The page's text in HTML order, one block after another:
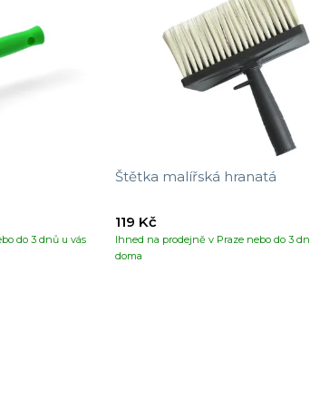
do 3 dnů u vás
Štětka malířská hranatá
Ihned na prodejně v Praze nebo do 3
doma
119 Kč